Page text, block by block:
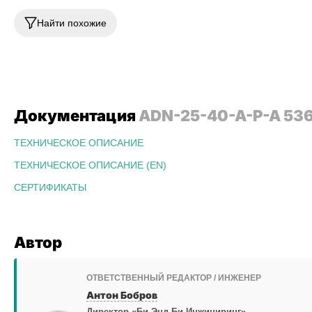
Найти похожие
Документация ADN-25-40-A-P-A
ТЕХНИЧЕСКОЕ ОПИСАНИЕ
ТЕХНИЧЕСКОЕ ОПИСАНИЕ (EN)
СЕРТИФИКАТЫ
Автор
ОТВЕТСТВЕННЫЙ РЕДАКТОР / ИНЖЕНЕР
Антон Бобров